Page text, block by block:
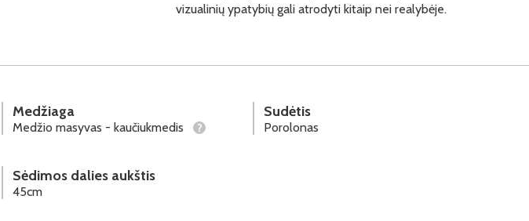
vizualinių ypatybių gali atrodyti kitaip nei realybėje.
Medžiaga
Medžio masyvas - kaučiukmedis ?
Sudėtis
Porolonas
Sėdimos dalies aukštis
45cm